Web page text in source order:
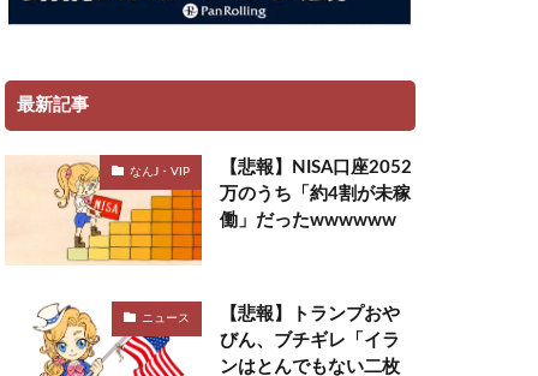
最新記事
なんJ・VIP
【悲報】NISA口座2052
万のうち「約4割が未稼
働」だったwwwwww
ニュース
【悲報】トランプおや
びん、ブチギレ「イラ
ンはとんでもない二枚